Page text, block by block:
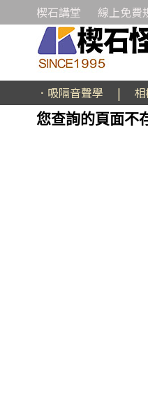
楔石講堂 線上免費
．吸隔音聲學 |
您查詢的頁面不